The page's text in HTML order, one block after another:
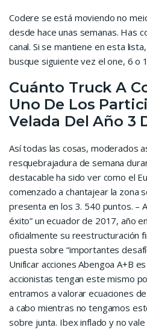
Codere se está moviendo no
desde hace unas semanas. Has
canal. Si se mantiene en esta
busque siguiente vez el one, 6 o
Cuánto Truck A
Uno De Los
Velada Del Año 3
Así todas las cosas, moderados
resquebrajadura de semana
destacable ha sido ver como el
comenzado a chantajear la zona
presenta en los 3. 540 puntos. –
éxito” un ecuador de 2017, año
oficialmente su reestructuración
puesta sobre “importantes
Unificar acciones Abengoa A+B
accionistas tengan este mismo
entramos a valorar ecuaciones
a cabo mientras no tengamos
sobre junta. Ibex inflado y no